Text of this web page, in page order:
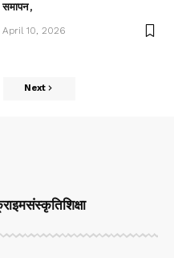
समापन ,
April 10, 2026
Next
संस्कृतिशिक्षा